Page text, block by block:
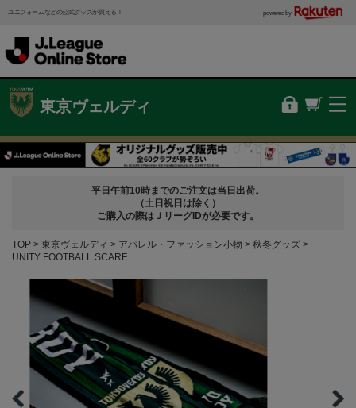
ユニフォームなどの公式グッズが買える！ powered by
東京ヴェルディ
平日午前10時までのご注文は当日出荷。
（土日祝日は除く）
ご購入の際はＪリーグIDが必要です。
TOP 東京ヴェルディ アパレル・ファッション小物
秋冬グッズ
UNITY FOOTBALL SCARF